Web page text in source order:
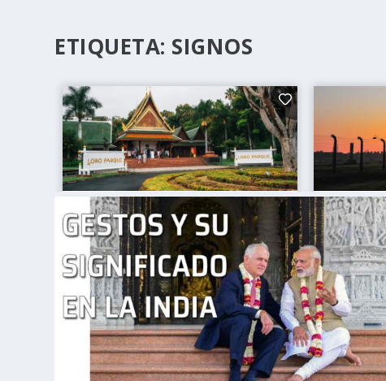
ETIQUETA: SIGNOS